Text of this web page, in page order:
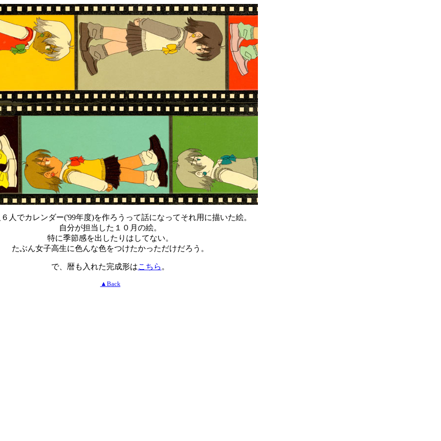
人でカレンダー('99年度)を作ろうって話になってそれ用に描いた絵。
自分が担当した１０月の絵。
特に季節感を出したりはしてない。
たぶん女子高生に色んな色をつけたかっただけだろう。
で、暦も入れた完成形はこちら 。
▲Back